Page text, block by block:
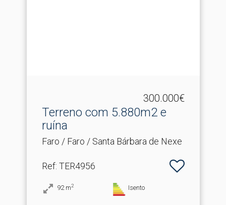
300.000€
Terreno com 5.​880m2 e
ruína
Faro / Faro / Santa Bárbara de Nexe
Ref: TER4956
92 m2 Isento